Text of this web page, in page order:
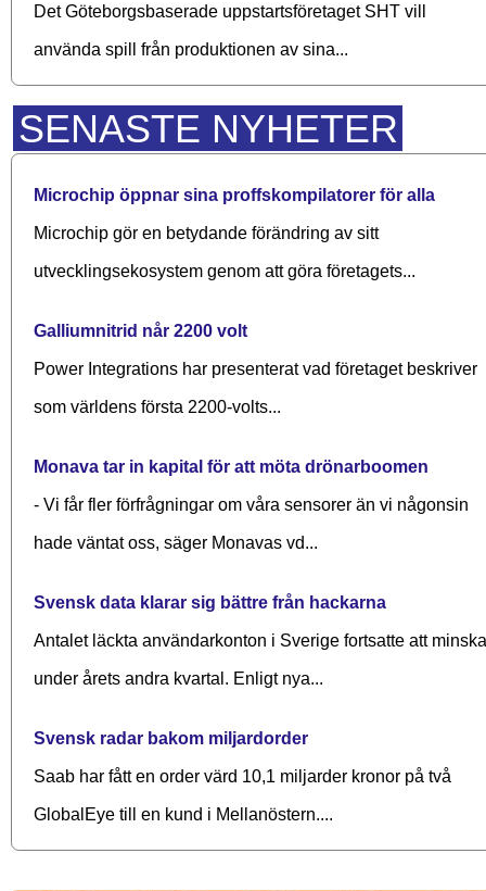
Det Göteborgsbaserade upp­starts­företaget SHT vill
använda spill från produktionen av sina...
SENASTE NYHETER
Microchip öppnar sina proffskompilatorer för alla
Microchip gör en betydande förändring av sitt
utvecklingsekosystem genom att göra företagets...
Galliumnitrid når 2200 volt
Power Integrations har presenterat vad företaget beskriver
som världens första 2200-volts...
Monava tar in kapital för att möta drönarboomen
- Vi får fler förfrågningar om våra sensorer än vi någonsin
hade väntat oss, säger Monavas vd...
Svensk data klarar sig bättre från hackarna
Antalet läckta användarkonton i Sverige fortsatte att minska
under årets andra kvartal. Enligt nya...
Svensk radar bakom miljardorder
Saab har fått en order värd 10,1 miljarder kronor på två
GlobalEye till en kund i Mellanöstern....